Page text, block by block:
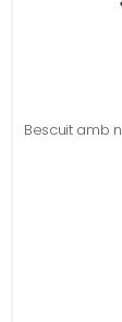
Bescuit amb